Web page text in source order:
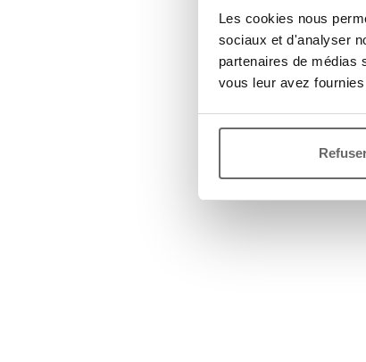
Les cookies nous
sociaux et d'analyser
partenaires de médias
vous leur avez